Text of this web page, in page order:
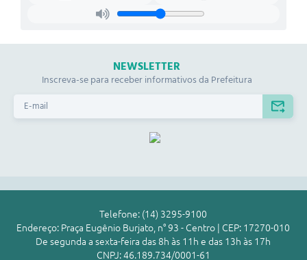
NEWSLETTER
Inscreva-se para receber informativos da Prefeitura
Telefone: (14) 3295-9100
Endereço: Praça Eugênio Burjato, n° 93 - Centro | CEP: 17270-010
De segunda a sexta-feira das 8h às 11h e das 13h às 17h
CNPJ: 46.189.734/0001-61